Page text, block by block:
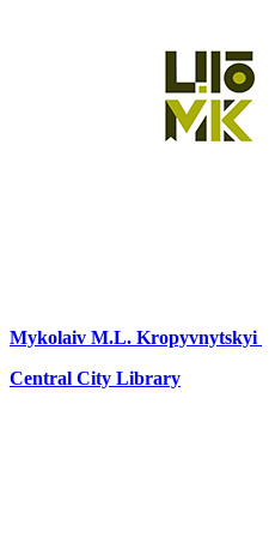
Mykolaiv M.L. Kropyvnytskyi
Central City Library